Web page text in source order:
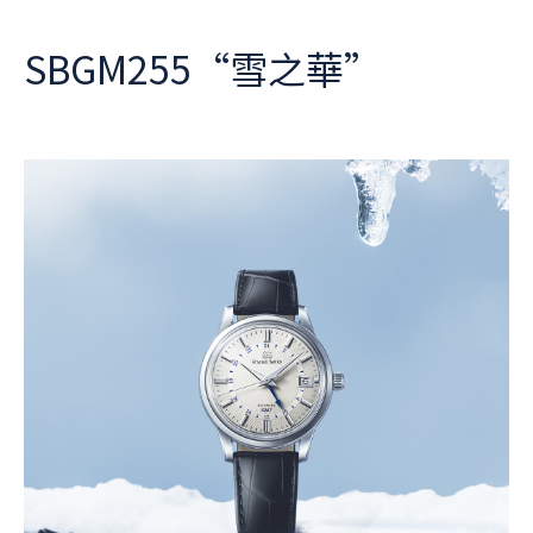
SBGM255“雪之華”